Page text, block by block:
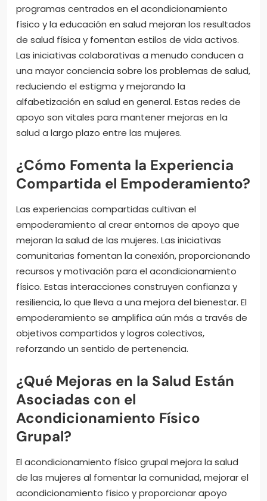
programas centrados en el acondicionamiento
físico y la educación en salud mejoran los resultados
de salud física y fomentan estilos de vida activos.
Las iniciativas colaborativas a menudo conducen a
una mayor conciencia sobre los problemas de salud,
reduciendo el estigma y mejorando la
alfabetización en salud en general. Estas redes de
apoyo son vitales para mantener mejoras en la
salud a largo plazo entre las mujeres.
¿Cómo Fomenta la Experiencia
Compartida el Empoderamiento?
Las experiencias compartidas cultivan el
empoderamiento al crear entornos de apoyo que
mejoran la salud de las mujeres. Las iniciativas
comunitarias fomentan la conexión, proporcionando
recursos y motivación para el acondicionamiento
físico. Estas interacciones construyen confianza y
resiliencia, lo que lleva a una mejora del bienestar. El
empoderamiento se amplifica aún más a través de
objetivos compartidos y logros colectivos,
reforzando un sentido de pertenencia.
¿Qué Mejoras en la Salud Están
Asociadas con el
Acondicionamiento Físico
Grupal?
El acondicionamiento físico grupal mejora la salud
de las mujeres al fomentar la comunidad, mejorar el
acondicionamiento físico y proporcionar apoyo